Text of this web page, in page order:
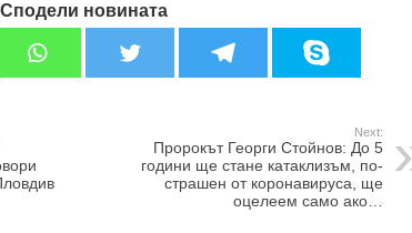
Сподели новината
Next:
Пророкът Георги Стойнов: До 5
години ще стане катаклизъм, по-
страшен от кopoнавируcа, ще
оцелеем само ако…